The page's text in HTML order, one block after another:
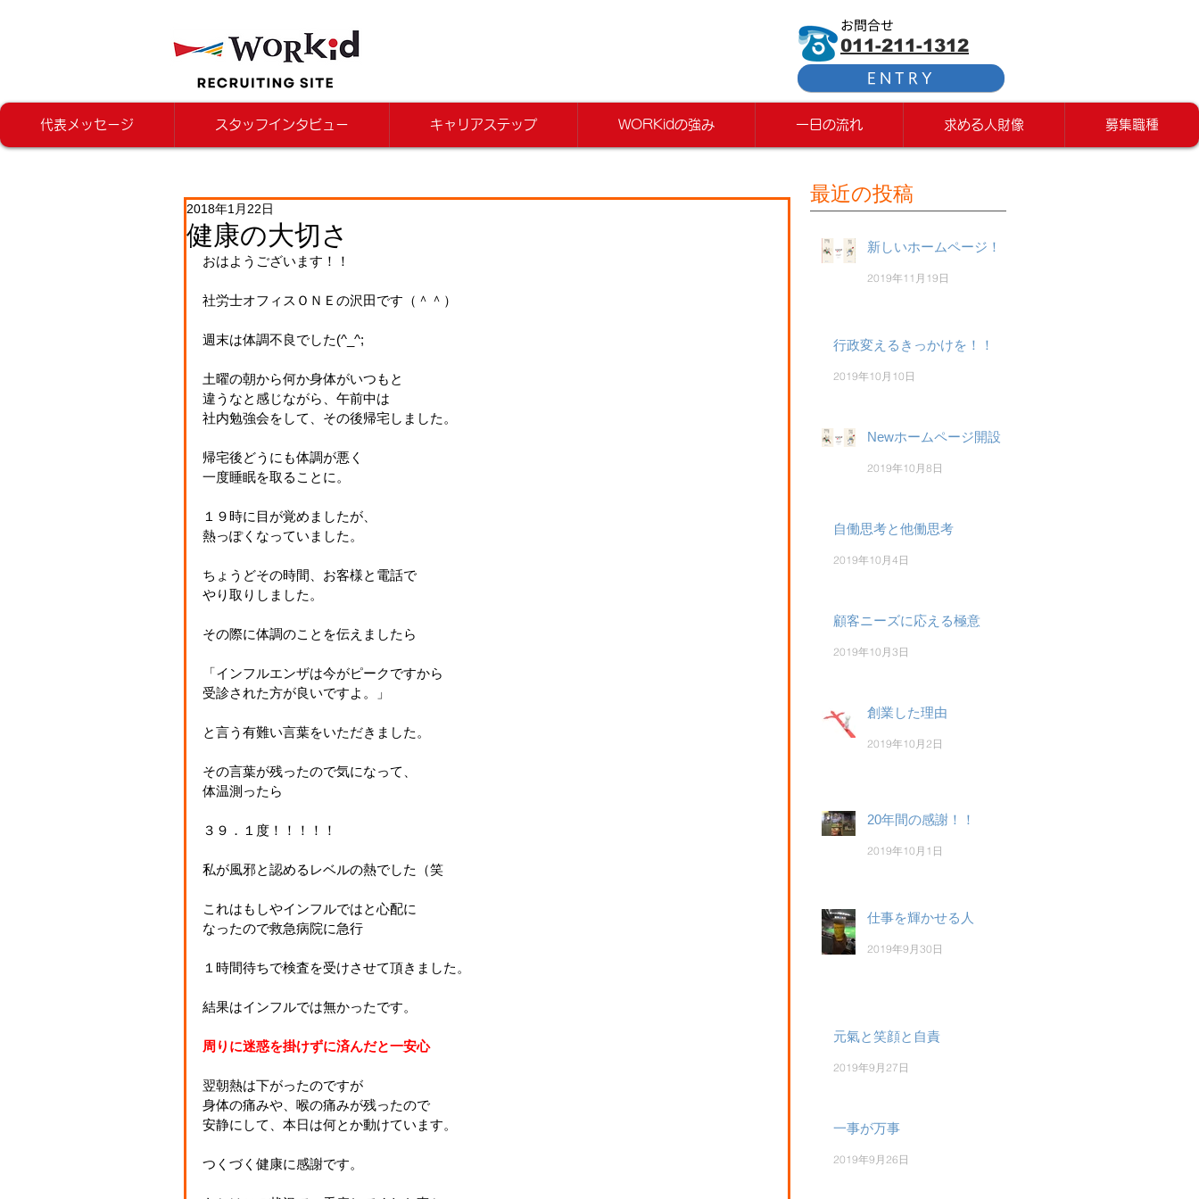
お問合せ
011-211-1312
ENTRY
代表メッセージ スタッフインタビュー キャリアステップ WORKidの強み 一日の流れ 求める人財像 募集職種
健康の大切さ
2018年1月22日
おはようございます！！
社労士オフィスＯＮＥの沢田です（＾＾）
週末は体調不良でした(^_^;
土曜の朝から何か身体がいつもと
違うなと感じながら、午前中は
社内勉強会をして、その後帰宅しました。
帰宅後どうにも体調が悪く
一度睡眠を取ることに。
１９時に目が覚めましたが、
熱っぽくなっていました。
ちょうどその時間、お客様と電話で
やり取りしました。
その際に体調のことを伝えましたら
「インフルエンザは今がピークですから
受診された方が良いですよ。」
と言う有難い言葉をいただきました。
その言葉が残ったので気になって、
体温測ったら
３９．１度！！！！！
私が風邪と認めるレベルの熱でした（笑
これはもしやインフルではと心配に
なったので救急病院に急行
１時間待ちで検査を受けさせて頂きました。
結果はインフルでは無かったです。
周りに迷惑を掛けずに済んだと一安心
翌朝熱は下がったのですが
身体の痛みや、喉の痛みが残ったので
安静にして、本日は何とか動けています。
つくづく健康に感謝です。
最近の投稿
新しいホームページ！
2019年11月19日
行政変えるきっかけを！！
2019年10月10日
Newホームページ開設
2019年10月8日
自働思考と他働思考
2019年10月4日
顧客ニーズに応える極意
2019年10月3日
創業した理由
2019年10月2日
20年間の感謝！！
2019年10月1日
仕事を輝かせる人
2019年9月30日
元氣と笑顔と自責
2019年9月27日
一事が万事
2019年9月26日